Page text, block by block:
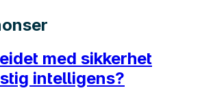
med sikkerhet
intelligens?